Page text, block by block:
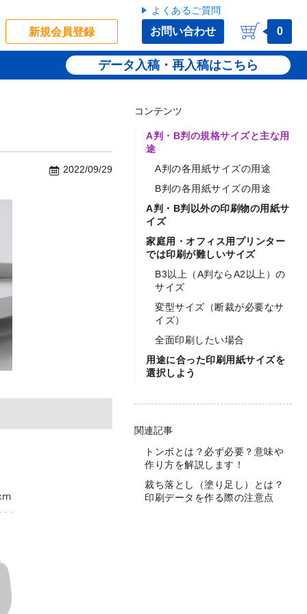
新規会員登録
よくあるご質問
お問い合わせ 0
データ入稿・再入稿
コンテンツ
A判・B判の規格サイズと主な用
途
A判の各用紙サイズの用途
B判の各用紙サイズの用途
A判・B判以外の印刷物の用紙サ
イズ
家庭用・オフィス用プリンター
では印刷が難しいサイズ
B3以上（A判ならA2以上）の
サイズ
変型サイズ（断裁が必要なサ
イズ）
全面印刷したい場合
用途に合った印刷用紙サイズを
選択しよう
関連記事
トンボとは？必ず必要？意味や
作り方を解説します！
裁ち落とし（塗り足し）とは？
印刷データを作る際の注意点
2022/09/29